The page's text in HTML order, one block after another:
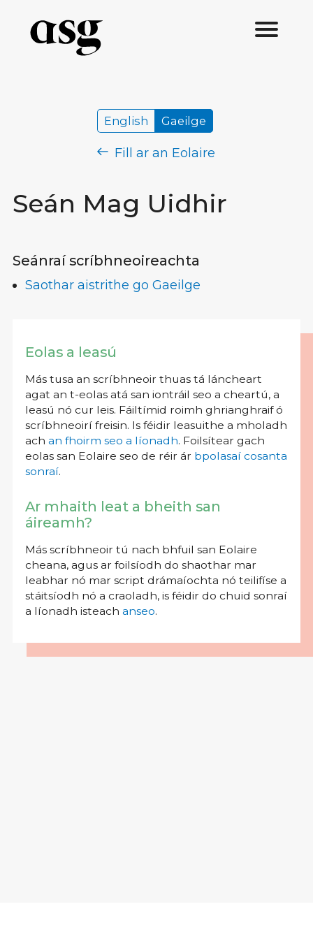
Seán Mag Uidhir
English Gaeilge
Fill ar an Eolaire
Seánraí scríbhneoireachta
Saothar aistrithe go Gaeilge
Eolas a leasú
Más tusa an scríbhneoir thuas tá láncheart
agat an t-eolas atá san iontráil seo a cheartú, a
leasú nó cur leis. Fáiltímid roimh ghrianghraif ó
scríbhneoirí freisin. Is féidir leasuithe a mholadh
ach an fhoirm seo a líonadh. Foilsítear gach
eolas san Eolaire seo de réir ár bpolasaí cosanta
sonraí.
Ar mhaith leat a bheith san
áireamh?
Más scríbhneoir tú nach bhfuil san Eolaire
cheana, agus ar foilsíodh do shaothar mar
leabhar nó mar script drámaíochta nó teilifíse a
stáitsíodh nó a craoladh, is féidir do chuid sonraí
a líonadh isteach anseo.